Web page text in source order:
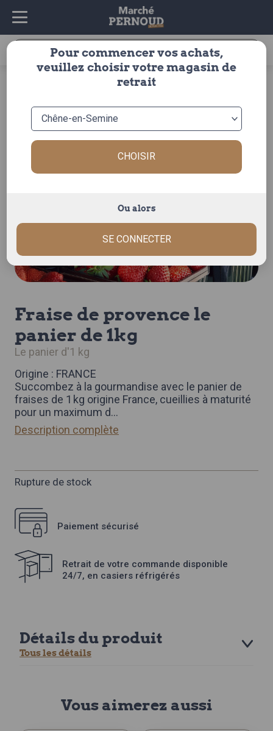
Recherche
fruits & légumes> fruits>
fraise de provence le
panier de 1kg
le panier d'1 kg
Origine : FRANCE
Succombez à la gourmandise avec le panier de
fraises de 1 kg origine France, cueillies à maturité
pour un maximum d...
Description complète
Rupture de stock
Paiement sécurisé
Retrait de votre commande disponible
24/7, en casiers réfrigérés
Détails du produit
Tous les détails
Vous aimerez aussi
Pour commencer vos achats,
veuillez choisir votre magasin de
retrait
CHOISIR
Ou alors
SE CONNECTER